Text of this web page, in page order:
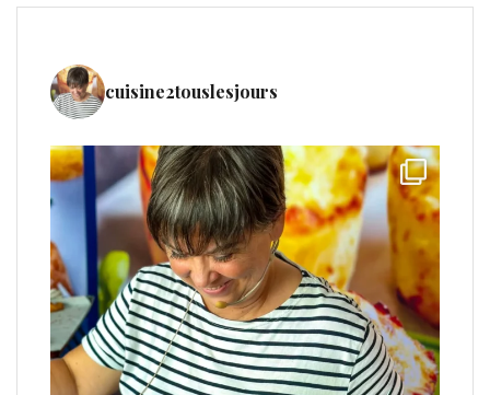
cuisine2touslesjours